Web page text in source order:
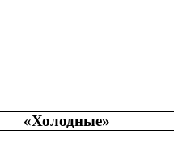
«Холодные»